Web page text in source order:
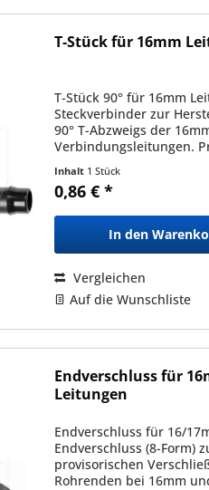
T-Stück für 16mm
T-Stück 90° für 16mm
Steckverbinder zur
90° T-Abzweigs der
Verbindungsleitungen.
an denen Sie ein Formteil
möchten. Wichtiger...
Inhalt 1 Stück
0,86 € *
In den
Vergleichen
Auf die Wunschliste
Endverschluss für
Leitungen
Endverschluss für 16/
Endverschluss (8-Form)
provisorischen
Rohrenden bei 16mm